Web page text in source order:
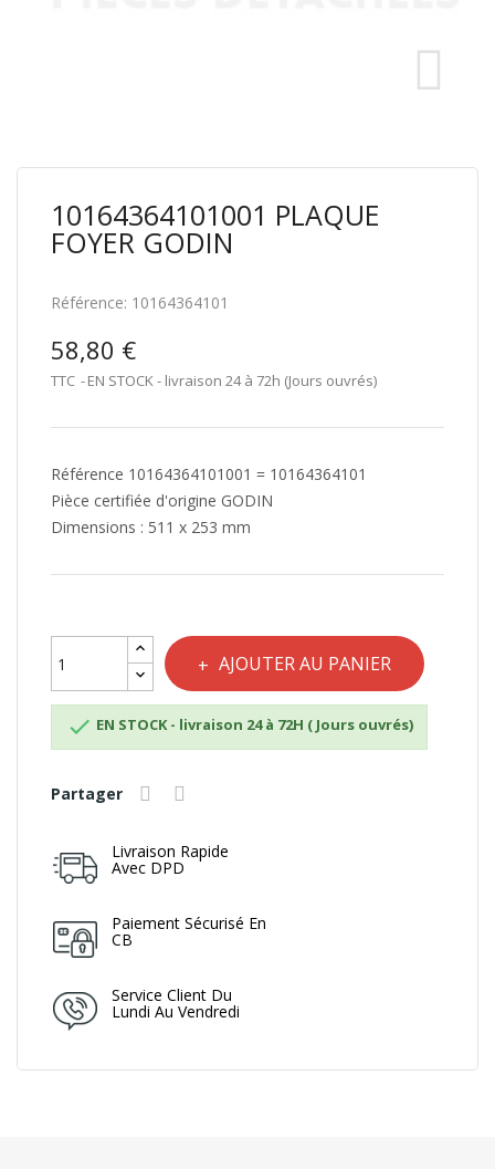
10164364101001 PLAQUE
FOYER GODIN
Référence: 10164364101
58,80 €
TTC EN STOCK - livraison 24 à 72h (Jours ouvrés)
Référence 10164364101001 = 10164364101
Pièce certifiée d'origine GODIN
Dimensions : 511 x 253 mm
AJOUTER AU PANIER
 EN STOCK - livraison 24 à 72H ( Jours ouvrés)
Partager
Livraison Rapide
Avec DPD
Paiement Sécurisé En
CB
Service Client Du
Lundi Au Vendredi